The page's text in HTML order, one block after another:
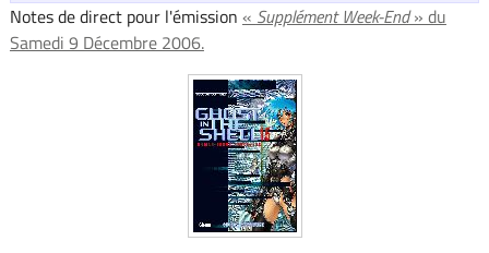
Notes de direct pour l'émission « Supplément Week-End» du
Samedi 9 Décembre 2006.